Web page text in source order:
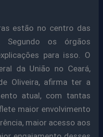
estão no centro das
Segundo os órgãos
para isso. O
da União no Ceará,
Oliveira, afirma ter a
atual, com tantas
maior envolvimento
maior acesso aos